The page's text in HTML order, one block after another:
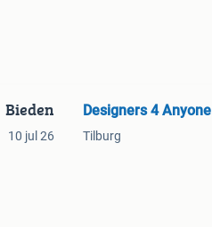
Bieden
10 jul 26
Designers 4 Anyone
Tilburg